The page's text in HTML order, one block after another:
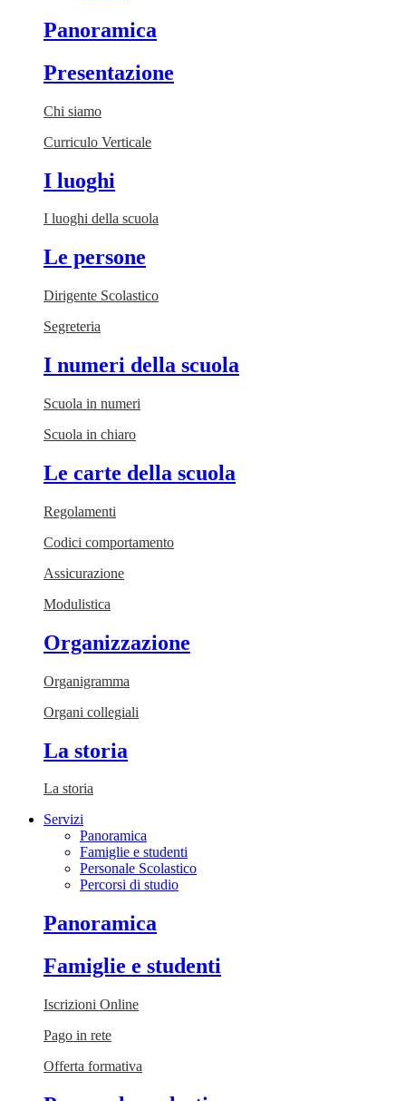
Panoramica
Presentazione
Chi siamo
Curriculo Verticale
I luoghi
I luoghi della scuola
Le persone
Dirigente Scolastico
Segreteria
I numeri della scuola
Scuola in numeri
Scuola in chiaro
Le carte della scuola
Regolamenti
Codici comportamento
Assicurazione
Modulistica
Organizzazione
Organigramma
Organi collegiali
La storia
La storia
Servizi
Panoramica
Famiglie e studenti
Personale Scolastico
Percorsi di studio
Panoramica
Famiglie e studenti
Iscrizioni Online
Pago in rete
Offerta formativa